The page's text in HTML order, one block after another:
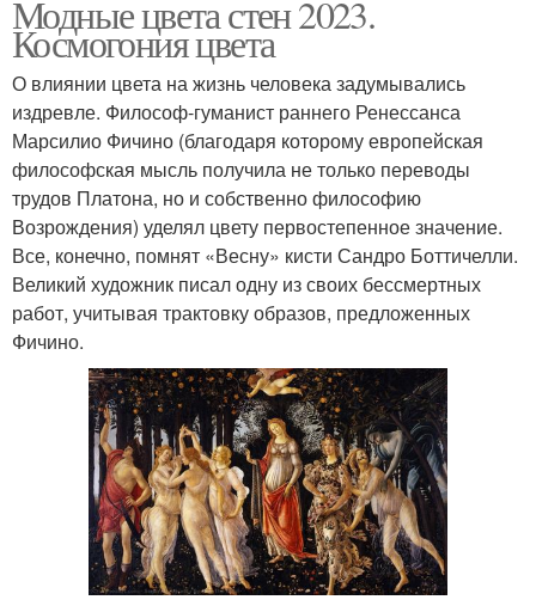
Модные цвета стен 2023.
Космогония цвета
О влиянии цвета на жизнь человека задумывались
издревле. Философ-гуманист раннего Ренессанса
Марсилио Фичино (благодаря которому европейская
философская мысль получила не только переводы
трудов Платона, но и собственно философию
Возрождения) уделял цвету первостепенное значение.
Все, конечно, помнят «Весну» кисти Сандро Боттичелли.
Великий художник писал одну из своих бессмертных
работ, учитывая трактовку образов, предложенных
Фичино.